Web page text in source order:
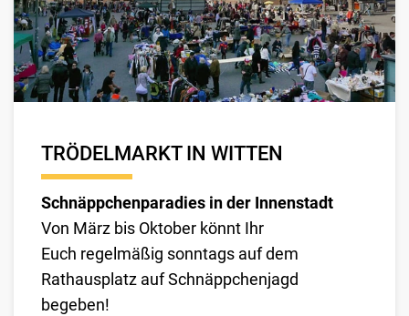
TRÖDELMARKT IN WITTEN
Schnäppchenparadies in der Innenstadt
Von März bis Oktober könnt Ihr
Euch regelmäßig sonntags auf dem
Rathausplatz auf Schnäppchenjagd
begeben!